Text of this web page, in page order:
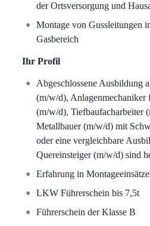
der Ortsversorgung und
Montage von Gussleitungen
Gasbereich
Ihr Profil
Abgeschlossene Ausbildung
(m/w/d), Anlagenmechaniker
(m/w/d), Tiefbaufacharbeiter
Metallbauer (m/w/d) mit
oder eine vergleichbare
Quereinsteiger (m/w/d) sind
Erfahrung in
LKW Führerschein bis 7,5t
Führerschein der Klasse B